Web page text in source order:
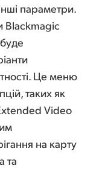
параметри.
Blackmagic
Це меню
таких як
Video
на карту
та